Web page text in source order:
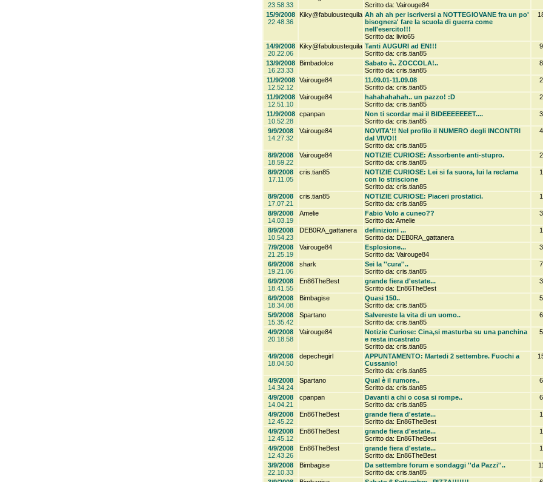
23.58.33
Scritto da: Vairouge84
15/9/2008
22.48.36
Kiky@fabuloustequila Ah ah ah per iscriversi a NOTTEGIOVANE fra un po'
bisognera' fare la scuola di guerra come
nell'esercito!!!
Scritto da: livio65
14/9/2008
20.22.06
Kiky@fabuloustequila Tanti AUGURI ad EN!!!
Scritto da: cris.tian85
9
13/9/2008
16.23.33
Bimbadolce
Sabato è.. ZOCCOLA!..
Scritto da: cris.tian85
8
11/9/2008
12.52.12
Vairouge84
11.09.01-11.09.08
Scritto da: cris.tian85
2
11/9/2008
12.51.10
Vairouge84
hahahahahah.. un pazzo! :D
Scritto da: cris.tian85
2
11/9/2008
10.52.28
cpanpan
Non ti scordar mai il BIDEEEEEEET....
Scritto da: cris.tian85
3
9/9/2008
14.27.32
Vairouge84
NOVITA'!! Nel profilo il NUMERO degli INCONTRI
dal VIVO!!
Scritto da: cris.tian85
4
8/9/2008
18.59.22
Vairouge84
NOTIZIE CURIOSE: Assorbente anti-stupro.
Scritto da: cris.tian85
2
8/9/2008
17.11.05
cris.tian85
NOTIZIE CURIOSE: Lei si fa suora, lui la reclama
con lo striscione
Scritto da: cris.tian85
1
8/9/2008
17.07.21
cris.tian85
NOTIZIE CURIOSE: Piaceri prostatici.
Scritto da: cris.tian85
1
8/9/2008
14.03.19
Amelie
Fabio Volo a cuneo??
Scritto da: Amelie
3
8/9/2008
10.54.23
DEB0RA_gattanera
definizioni ...
Scritto da: DEB0RA_gattanera
1
7/9/2008
21.25.19
Vairouge84
Esplosione...
Scritto da: Vairouge84
3
6/9/2008
19.21.06
shark
Sei la ''cura''..
Scritto da: cris.tian85
7
6/9/2008
18.41.55
En86TheBest
grande fiera d'estate...
Scritto da: En86TheBest
3
6/9/2008
18.34.08
Bimbagise
Quasi 150..
Scritto da: cris.tian85
5
5/9/2008
15.35.42
Spartano
Salvereste la vita di un uomo..
Scritto da: cris.tian85
6
4/9/2008
20.18.58
Vairouge84
Notizie Curiose: Cina,si masturba su una panchina
e resta incastrato
Scritto da: cris.tian85
5
4/9/2008
18.04.50
depechegirl
APPUNTAMENTO: Martedi 2 settembre. Fuochi a
Cussanio!
Scritto da: cris.tian85
4/9/2008
14.34.24
Spartano
Qual è il rumore..
Scritto da: cris.tian85
6
4/9/2008
14.04.21
cpanpan
Davanti a chi o cosa si rompe..
Scritto da: cris.tian85
6
4/9/2008
12.45.22
En86TheBest
grande fiera d'estate...
Scritto da: En86TheBest
1
4/9/2008
12.45.12
En86TheBest
grande fiera d'estate...
Scritto da: En86TheBest
1
4/9/2008
12.43.26
En86TheBest
grande fiera d'estate...
Scritto da: En86TheBest
1
3/9/2008
22.10.33
Bimbagise
Da settembre forum e sondaggi ''da Pazzi''..
Scritto da: cris.tian85